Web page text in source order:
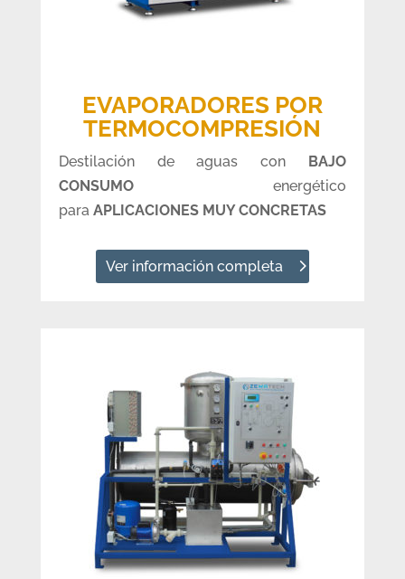
EVAPORADORES POR
TERMOCOMPRESIÓN
Destilación de aguas con
BAJO
CONSUMOenergético
para APLICACIONES MUY CONCRETAS
Ver información completa